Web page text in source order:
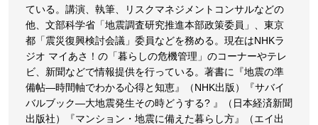
ている。講演、執筆、リスクマネジメントコンサルなどの
他、文部科学省「地震調査研究推進本部政策委員」、東京
都「震災復興検討会議」委員などを務める。現在はNHKラ
ジオ マイあさ！の「暮らしの危機管理」のコーナーやテレ
ビ、新聞などで情報提供を行っている。著書に『地震の準
備帖―時間軸でわかる心得と知恵』（NHK出版）『サバイ
バルブック―大地震発生その時どうする? 』（日本経済新聞
出版社）『マンション・地震に備えた暮らし方』（エイ出